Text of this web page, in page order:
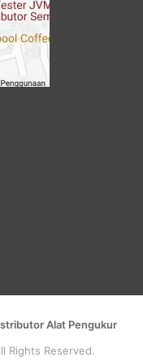
Alat Pengukur
Rights Reserved.